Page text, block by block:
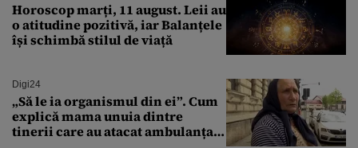
Horoscop marți, 11 august. Leii au
o atitudine pozitivă, iar Balanțele
își schimbă stilul de viață
Digi24
„Să le ia organismul din ei”. Cum
explică mama unuia dintre
tinerii care au atacat ambulanța